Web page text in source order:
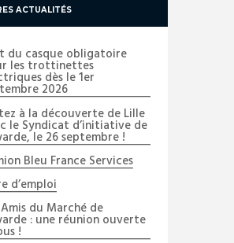
ACTUALITÉS
du casque obligatoire
les trottinettes
dès le 1er
2026
à la découverte de Lille
le Syndicat d’initiative de
le 26 septembre !
Bleu France Services
d’emploi
Amis du Marché de
: une réunion ouverte
!